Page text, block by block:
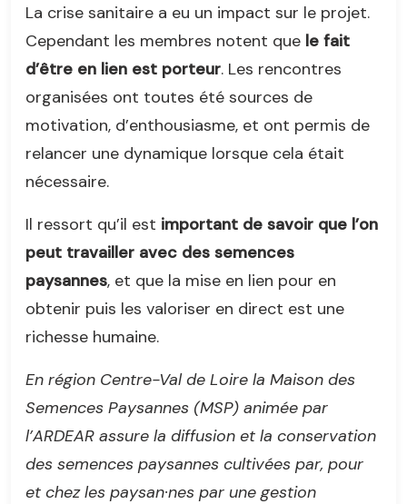
La crise sanitaire a eu un impact sur le projet.
Cependant les membres notent que le fait
d’être en lien est porteur. Les rencontres
organisées ont toutes été sources de
motivation, d’enthousiasme, et ont permis de
relancer une dynamique lorsque cela était
nécessaire.
Il ressort qu’il est important de savoir que l’on
peut travailler avec des semences
paysannes, et que la mise en lien pour en
obtenir puis les valoriser en direct est une
richesse humaine.
En région Centre-Val de Loire la Maison des
Semences Paysannes (MSP) animée par
l’ARDEAR assure la diffusion et la conservation
des semences paysannes cultivées par, pour
et chez les paysan·nes par une gestion